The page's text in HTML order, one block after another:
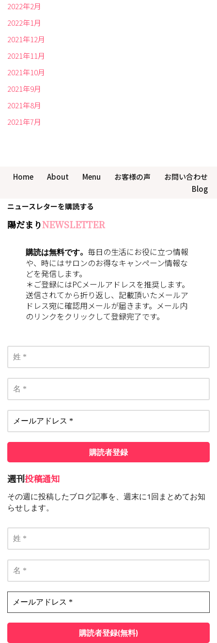
2022年2月
2022年1月
2021年12月
2021年11月
2021年10月
2021年9月
2021年8月
2021年7月
Home About Menu お客様の声
お問い合わせ
Blog
ニュースレターを購読する
陽だまりNEWSLETTER
購読は無料です。 毎日の生活にお役に立つ情報
や、時にはサロンのお得なキャンペーン情報な
どを発信します。
＊ご登録にはPCメールアドレスを推奨します。
送信されてから折り返し、記載頂いたメールア
ドレス宛に確認用メールが届きます。メール内
のリンクをクリックして登録完了です。
週刊投稿通知
その週に投稿したブログ記事を、週末に1回まとめてお知
らせします。